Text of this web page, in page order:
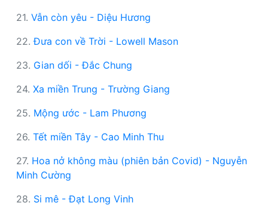
21. Vẫn còn yêu - Diệu Hương
22.Đưa con về Trời - Lowell Mason
23. Gian dối - Đắc Chung
24. Xa miền Trung - Trường Giang
25. Mộng ước - Lam Phương
26. Tết miền Tây - Cao Minh Thu
27. Hoa nở không màu (phiên bản Covid) - Nguyễn
Minh Cường
28. Si mê - Đạt Long Vinh